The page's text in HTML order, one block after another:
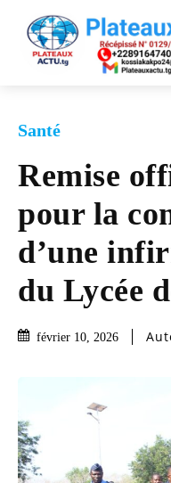
Santé
Remise
pour la
d’une
du Lycée
février 10, 2026